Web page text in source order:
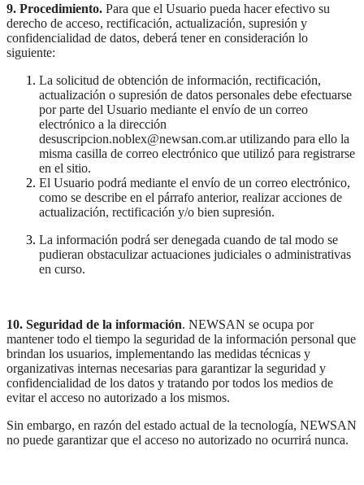
9. Procedimiento. Para que el Usuario pueda hacer efectivo su
derecho de acceso, rectificación, actualización, supresión y
confidencialidad de datos, deberá tener en consideración lo
siguiente:
La solicitud de obtención de información, rectificación,
actualización o supresión de datos personales debe efectuarse
por parte del Usuario mediante el envío de un correo
electrónico a la dirección
desuscripcion.noblex@newsan.com.ar utilizando para ello la
misma casilla de correo electrónico que utilizó para registrarse
en el sitio.
El Usuario podrá mediante el envío de un correo electrónico,
como se describe en el párrafo anterior, realizar acciones de
actualización, rectificación y/o bien supresión.
La información podrá ser denegada cuando de tal modo se
pudieran obstaculizar actuaciones judiciales o administrativas
en curso.
10. Seguridad de la información. NEWSAN se ocupa por
mantener todo el tiempo la seguridad de la información personal que
brindan los usuarios, implementando las medidas técnicas y
organizativas internas necesarias para garantizar la seguridad y
confidencialidad de los datos y tratando por todos los medios de
evitar el acceso no autorizado a los mismos.
Sin embargo, en razón del estado actual de la tecnología, NEWSAN
no puede garantizar que el acceso no autorizado no ocurrirá nunca.